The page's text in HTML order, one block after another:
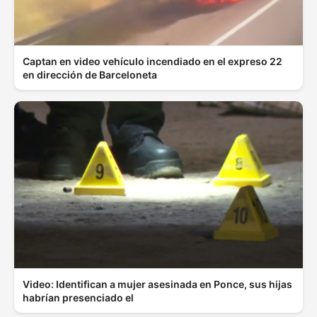
Captan en video vehículo incendiado en el expreso 22
en dirección de Barceloneta
Video: Identifican a mujer asesinada en Ponce, sus hijas
habrían presenciado el